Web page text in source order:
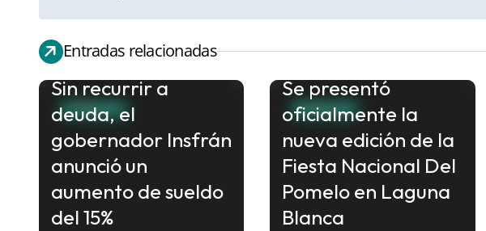
v
e
Entradas relacionadas
FORMOSA
Sin recurrir a
deuda, el
gobernador Insfrán
anunció un
aumento de sueldo
del 15%
FORMOSA
Se presentó
oficialmente la
nueva edición de la
Fiesta Nacional Del
Pomelo en Laguna
Blanca